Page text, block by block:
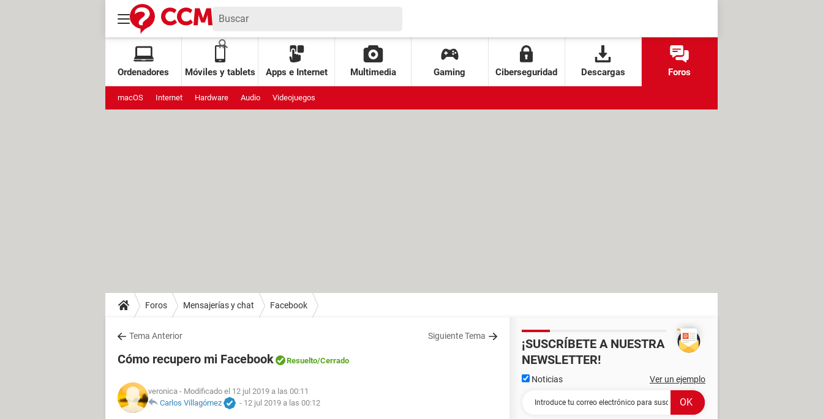
Ordenadores Móviles y tablets Apps e Internet Multimedia Gaming Ciberseguridad Descargas Foros
macOS Internet Hardware Audio Videojuegos
Foros Mensajerías y chat Facebook
Tema Anterior Siguiente Tema
Cómo recupero mi Facebook Resuelto/Cerrado
veronica - Modificado el 12 jul 2019 a las 00:11
Carlos Villagómez
- 12 jul 2019 a las 00:12
¡SUSCRÍBETE A NUESTRA
NEWSLETTER!
Noticias Ver un ejemplo